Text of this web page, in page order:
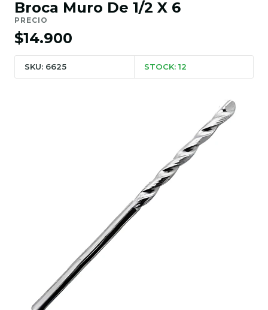
Broca Muro De 1/2 X 6
PRECIO
$14.900
SKU: 6625 STOCK: 12